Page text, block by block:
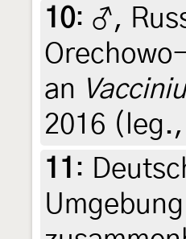
10: ♂,
an
2016
11 :